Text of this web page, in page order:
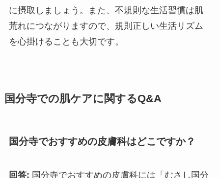
に摂取しましょう。また、不規則な生活習慣は肌
荒れにつながりますので、規則正しい生活リズム
を心掛けることも大切です。
国分寺での肌ケアに関するQ&A
国分寺でおすすめの皮膚科はどこですか？
回答: 国分寺でおすすめの皮膚科には「むさし国分